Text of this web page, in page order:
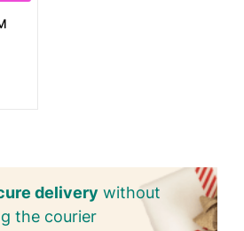
delivery without
the courier